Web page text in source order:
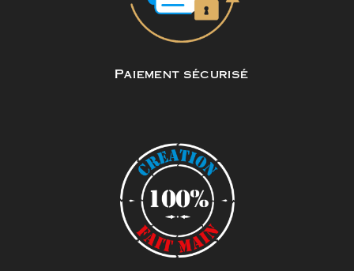
Paiement sécurisé